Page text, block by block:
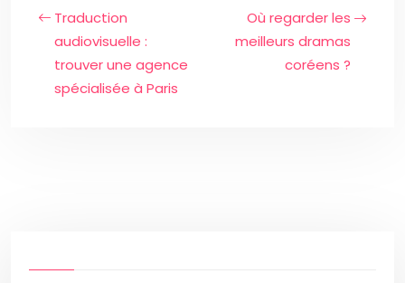
Traduction
audiovisuelle :
trouver une agence
spécialisée à Paris
Où regarder les
meilleurs dramas
coréens ?